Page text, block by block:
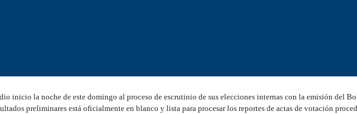
inicio la noche de este domingo al proceso de escrutinio de sus elecciones internas con la emisión del
preliminares está oficialmente en blanco y lista para procesar los reportes de actas de votación